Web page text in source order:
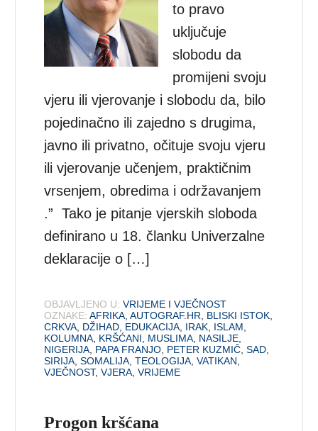
to pravo
uključuje
slobodu da
promijeni svoju
vjeru ili vjerovanje i slobodu da, bilo
pojedinačno ili zajedno s drugima,
javno ili privatno, očituje svoju vjeru
ili vjerovanje učenjem, praktičnim
vrsenjem, obredima i održavanjem
.” Tako je pitanje vjerskih sloboda
definirano u 18. članku Univerzalne
deklaracije o […]
OBJAVLJENO U: VRIJEME I VJEČNOST
OZNAKE: AFRIKA ,AUTOGRAF.HR BLISKI ISTOK
CRKVA DŽIHAD EDUKACIJA IRAK ISLAM
KOLUMNA KRŠĆANI MUSLIMA NASILJE
NIGERIJA PAPA FRANJO PETER KUZMIČ ,SAD
SIRIJA ,SOMALIJA ,TEOLOGIJA ,VATIKAN
VJEČNOST,VJERA ,VRIJEME
Progon kršćana